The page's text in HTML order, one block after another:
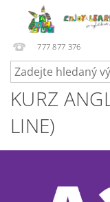
777 877 376
KURZ
LINE)